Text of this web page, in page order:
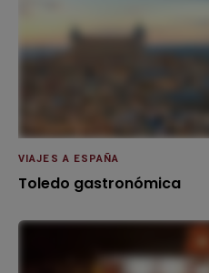
VIAJES A ESPAÑA
Toledo gastronómica